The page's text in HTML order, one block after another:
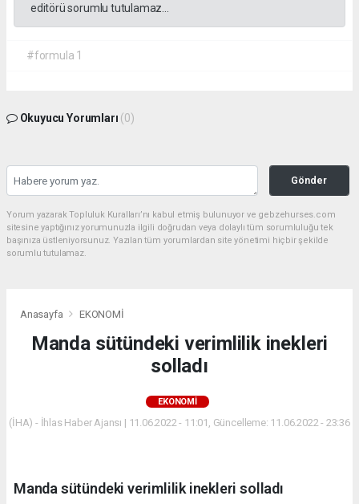
editörü sorumlu tutulamaz...
#formula 1
Okuyucu Yorumları (0)
Gönder
Yorum yazarak Topluluk Kuralları’nı kabul etmiş bulunuyor ve gebzehurses.com
sitesine yaptığınız yorumunuzla ilgili doğrudan veya dolaylı tüm sorumluluğu tek
başınıza üstleniyorsunuz. Yazılan tüm yorumlardan site yönetimi hiçbir şekilde
sorumlu tutulamaz.
Anasayfa EKONOMİ
Manda sütündeki verimlilik inekleri
solladı
EKONOMİ
(İHA) - İhlas Haber Ajansı | 11.06.2022 - 11:01, Güncelleme: 11.06.2022 - 23:36
Manda sütündeki verimlilik inekleri solladı